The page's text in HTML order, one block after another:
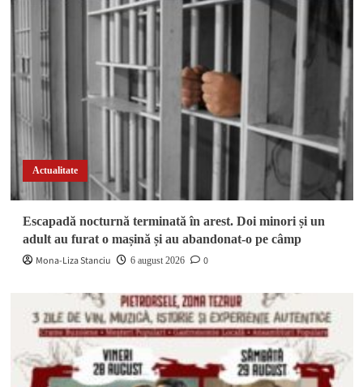
Actualitate
Escapadă nocturnă terminată în arest. Doi minori și un
adult au furat o mașină și au abandonat-o pe câmp
Mona-Liza Stanciu
6 august 2026 0